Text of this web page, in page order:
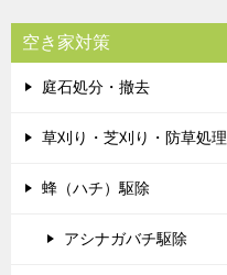
空き家対策
庭石処分・撤去
草刈り・芝刈り・防草処理
蜂（ハチ）駆除
アシナガバチ駆除